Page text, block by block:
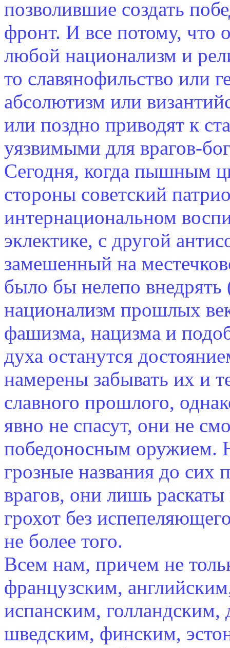
позволившие создать
фронт. И все потому, что
любой национализм и
то славянофильство или
абсолютизм или
или поздно приводят к
уязвимыми для врагов-
Сегодня, когда пышным
стороны советский
интернациональном
эклектике, с другой
замешенный на
было бы нелепо внедрять
национализм прошлых
фашизма, нацизма и
духа останутся
намерены забывать их и
славного прошлого,
явно не спасут, они не
победоносным оружием.
грозные названия до
врагов, они лишь раскаты
грохот без
не более того.
Всем нам, причем не
французским,
испанским, голландским,
шведским, финским,